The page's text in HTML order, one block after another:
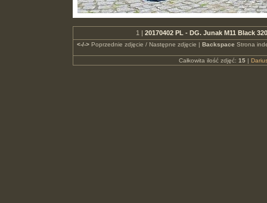
1 | 20170402 PL - DG. Junak M11 Black
<-/->Poprzednie zdjęcie / Następne zdjęcie | Backspace Strona
Całkowita ilość zdjęć: 15|